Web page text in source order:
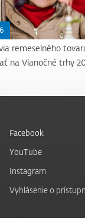
remeselného
na Vianočné trhy
Facebook
YouTube
Instagram
Vyhlásenie o